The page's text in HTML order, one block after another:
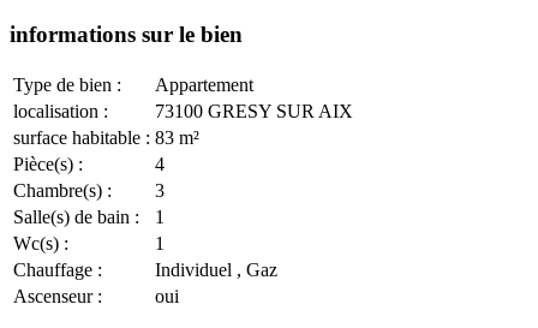
informations sur le bien
Type de bien :
Appartement
localisation :
73100 GRESY SUR AIX
surface habitable : 83 m²
Pièce(s) :
4
Chambre(s) :
3
Salle(s) de bain :
1
Wc(s) :
1
Chauffage :
Individuel , Gaz
Ascenseur :
oui